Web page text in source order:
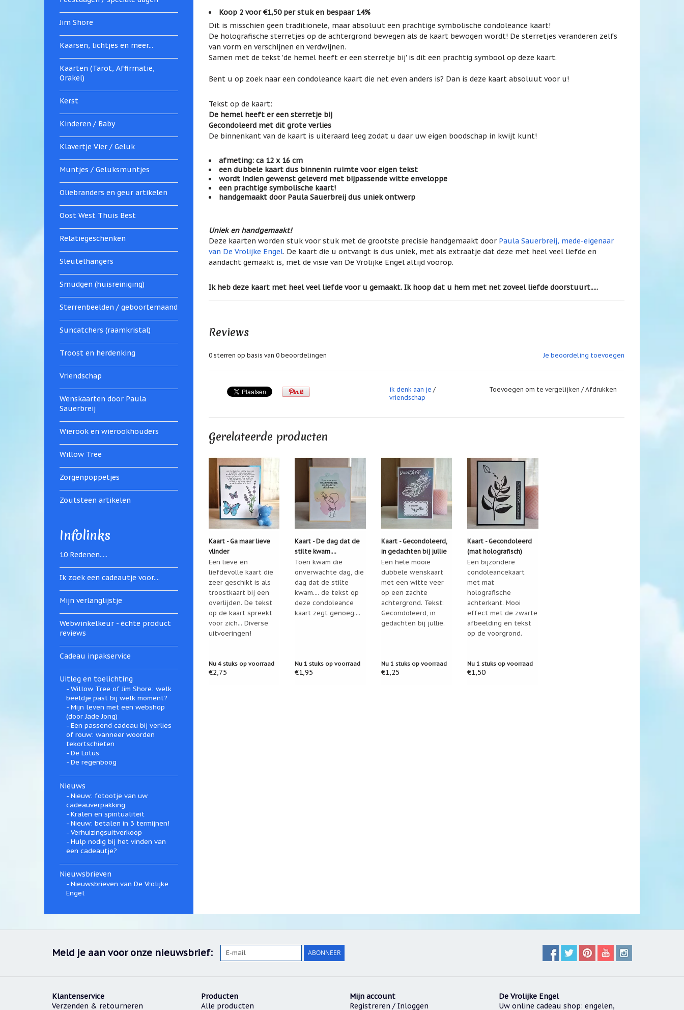
Jim Shore
Kaarsen, lichtjes en meer...
Kaarten (Tarot, Affirmatie,
Orakel)
Kerst
Kinderen / Baby
Klavertje Vier / Geluk
Muntjes / Geluksmuntjes
Oliebranders en geur artikelen
Oost West Thuis Best
Relatiegeschenken
Sleutelhangers
Smudgen (huisreiniging)
Sterrenbeelden / geboortemaand
Suncatchers (raamkristal)
Troost en herdenking
Vriendschap
Wenskaarten door Paula
Sauerbreij
Wierook en wierookhouders
Willow Tree
Zorgenpoppetjes
Zoutsteen artikelen
Infolinks
10 Redenen.....
Ik zoek een cadeautje voor....
Mijn verlanglijstje
Webwinkelkeur - échte product
reviews
Cadeau inpakservice
Uitleg en toelichting
Willow Tree of Jim Shore: welk
beeldje past bij welk moment?
Mijn leven met een webshop
(door Jade Jong)
Een passend cadeau bij verlies
of rouw: wanneer woorden
tekortschieten
De Lotus
De regenboog
Nieuws
Nieuw: fotootje van uw
cadeauverpakking
Kralen en spiritualiteit
Nieuw: betalen in 3 termijnen!
Verhuizingsuitverkoop
Hulp nodig bij het vinden van
een cadeautje?
Nieuwsbrieven
Nieuwsbrieven van De Vrolijke
Engel
Koop 2 voor €1,50 per stuk en bespaar 14%
Dit is misschien geen traditionele, maar absoluut een prachtige symbolische condoleance kaart!
De holografische sterretjes op de achtergrond bewegen als de kaart bewogen wordt! De sterretjes veranderen zelfs
van vorm en verschijnen en verdwijnen.
Samen met de tekst 'de hemel heeft er een sterretje bij' is dit een prachtig symbool op deze kaart.
Bent u op zoek naar een condoleance kaart die net even anders is? Dan is deze kaart absoluut voor u!
Tekst op de kaart:
De hemel heeft er een sterretje bij
Gecondoleerd met dit grote verlies
De binnenkant van de kaart is uiteraard leeg zodat u daar uw eigen boodschap in kwijt kunt!
afmeting: ca 12 x 16 cm
een dubbele kaart dus binnenin ruimte voor eigen tekst
wordt indien gewenst geleverd met bijpassende witte enveloppe
een prachtige symbolische kaart!
handgemaakt door Paula Sauerbreij dus uniek ontwerp
Uniek en handgemaakt!
Deze kaarten worden stuk voor stuk met de grootste precisie handgemaakt door Paula Sauerbreij, mede-eigenaar
van De Vrolijke Engel. De kaart die u ontvangt is dus uniek, met als extraatje dat deze met heel veel liefde en
aandacht gemaakt is, met de visie van De Vrolijke Engel altijd voorop.
Ik heb deze kaart met heel veel liefde voor u gemaakt. Ik hoop dat u hem met net zoveel liefde doorstuurt.....
Reviews
Je beoordeling toevoegen
0sterren op basis van 0beoordelingen
ik denk aan je /
vriendschap
Toevoegen om te vergelijken / Afdrukken
Gerelateerde producten
Kaart - Ga maar lieve
vlinder
Een lieve en
liefdevolle kaart die
zeer geschikt is als
troostkaart bij een
overlijden. De tekst
op de kaart spreekt
voor zich... Diverse
uitvoeringen!
Nu 4 stuks op voorraad
€2,75
Kaart - De dag dat de
stilte kwam....
Toen kwam die
onverwachte dag, die
dag dat de stilte
kwam.... de tekst op
deze condoleance
kaart zegt genoeg....
Nu 1 stuks op voorraad
€1,95
Kaart - Gecondoleerd,
in gedachten bij jullie
Een hele mooie
dubbele wenskaart
met een witte veer
op een zachte
achtergrond. Tekst:
Gecondoleerd, in
gedachten bij jullie.
Nu 1 stuks op voorraad
€1,25
Kaart - Gecondoleerd
(mat holografisch)
Een bijzondere
condoleancekaart
met mat
holografische
achterkant. Mooi
effect met de zwarte
afbeelding en tekst
op de voorgrond.
Nu 1 stuks op voorraad
€1,50
Meld je aan voor onze nieuwsbrief: ABONNEER
Klantenservice
Verzenden & retourneren
Producten
Alle producten
Mijn account
Registreren / Inloggen
De Vrolijke Engel
Uw online cadeau shop: engelen,